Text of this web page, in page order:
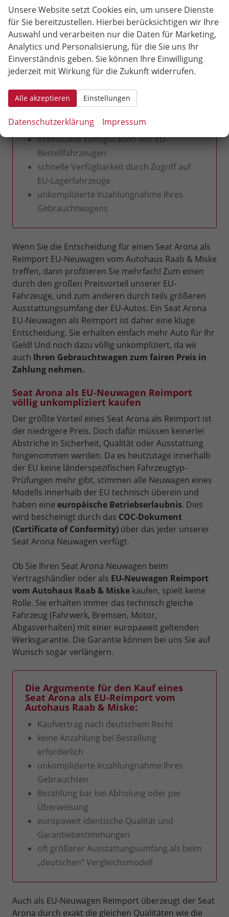
genauso wie für kleine und große Abenteuer am
Wochenende.
Seat Arona als EU-Neuwagen mit
hohem Rabatt - Reimport lohnt sich
europaweit gültige Herstellergarantie
Listenpreis
individuelle Konfiguration von EU-
Bestellfahrzeugen
schnelle Verfügbarkeit durch Zugriff auf
EU-Lagerfahrzeuge
unkomplizierte Inzahlungnahme Ihres
Gebrauchtwagens
Wenn Sie die Entscheidung für einen Seat Arona als
Reimport EU-Neuwagen vom Autohaus Raab & Miske
treffen, dann profitieren Sie mehrfach! Zum einen
durch den großen Preisvorteil unserer EU-
Fahrzeuge, und zum anderen durch teils größeren
Ausstattungsumfang der EU-Autos. Ein Seat Arona
EU-Neuwagen als Reimport ist daher eine kluge
Entscheidung. Sie erhalten einfach mehr Auto für Ihr
Geld! Und noch dazu völlig unkompliziert, da wir
auch Ihren Gebrauchtwagen zum fairen Preis in
Zahlung nehmen.
Seat Arona als EU-Neuwagen Reimport
völlig unkompliziert kaufen
Der größte Vorteil eines Seat Arona als Reimport ist
der niedrigere Preis. Doch dafür müssen keinerlei
Abstriche in Sicherheit, Qualität oder Ausstattung
hingenommen werden. Da es heutzutage innerhalb
der EU keine länderspezifischen Fahrzeugtyp-
Prüfungen mehr gibt, stimmen alle Neuwagen eines
Modells innerhalb der EU technisch überein und
haben eine europäische Betriebserlaubnis. Dies
wird bescheinigt durch das COC-Dokument
(Certificate of Conformity) über das jeder unserer
Seat Arona Neuwagen verfügt.
Ob Sie Ihren Seat Arona Neuwagen beim
Vertragshändler oder als EU-Neuwagen Reimport
vom Autohaus Raab & Miske kaufen, spielt keine
Rolle. Sie erhalten immer das technisch gleiche
Fahrzeug (Fahrwerk, Bremsen, Motor,
Abgasverhalten) mit einer europaweit geltenden
Werksgarantie. Die Garantie können bei uns Sie auf
Wunsch sogar verlängern.
Die Argumente für den Kauf eines
Seat Arona als EU-Reimport vom
Autohaus Raab & Miske:
Kaufvertrag nach deutschem Recht
keine Anzahlung bei Bestellung
erforderlich
unkomplizierte Inzahlungnahme Ihres
Gebrauchten
Bezahlung bar bei Abholung oder per
Überweisung
europaweit identische Qualität und
Garantiebestimmungen
oft größerer Ausstattungsumfang als beim
„deutschen“ Vergleichsmodell
Auch als EU-Neuwagen Reimport überzeugt der Seat
Arona durch exakt die gleichen Qualitäten wie die
Unsere Website setzt Cookies ein, um unsere Dienste
für Sie bereitzustellen. Hierbei berücksichtigen wir Ihre
Auswahl und verarbeiten nur die Daten für Marketing,
Analytics und Personalisierung, für die Sie uns Ihr
Einverständnis geben. Sie können Ihre Einwilligung
jederzeit mit Wirkung für die Zukunft widerrufen.
Alle akzeptieren Einstellungen
Datenschutzerklärung Impressum